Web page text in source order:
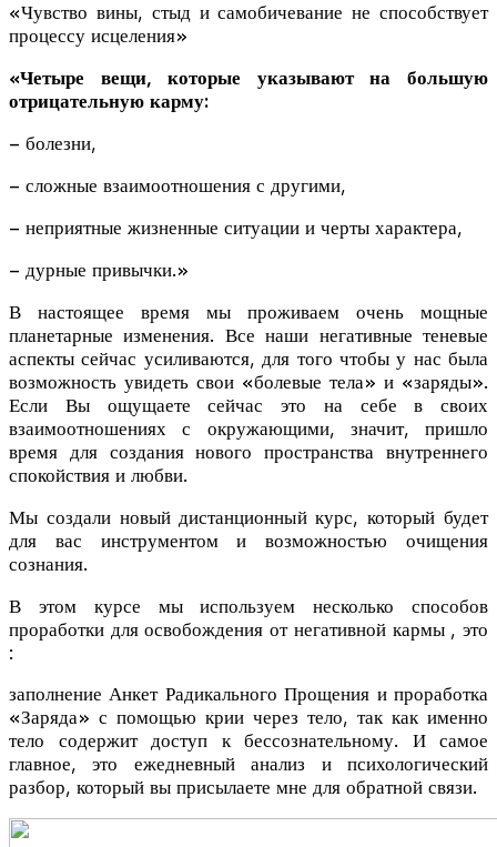
«Чувство вины, стыд и самобичевание не способствует
процессу исцеления»
«Четыре вещи, которые указывают на большую
отрицательную карму:
– болезни,
– сложные взаимоотношения с другими,
– неприятные жизненные ситуации и черты характера,
– дурные привычки.»
В настоящее время мы проживаем очень мощные
планетарные изменения. Все наши негативные теневые
аспекты сейчас усиливаются, для того чтобы у нас была
возможность увидеть свои «болевые тела» и «заряды».
Если Вы ощущаете сейчас это на себе в своих
взаимоотношениях с окружающими, значит, пришло
время для создания нового пространства внутреннего
спокойствия и любви.
Мы создали новый дистанционный курс, который будет
для вас инструментом и возможностью очищения
сознания.
В этом курсе мы используем несколько способов
проработки для освобождения от негативной кармы , это
:
заполнение Анкет Радикального Прощения и проработка
«Заряда» с помощью крии через тело, так как именно
тело содержит доступ к бессознательному. И самое
главное, это ежедневный анализ и психологический
разбор, который вы присылаете мне для обратной связи.